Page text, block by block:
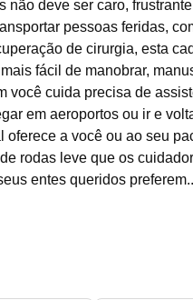
não deve ser caro,
pessoas feridas,
de cirurgia, esta
fácil de manobrar,
você cuida precisa de
em aeroportos ou ir e
oferece a você ou ao seu
rodas leve que os
entes queridos